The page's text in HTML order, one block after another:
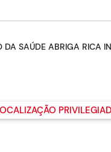
DA SAÚDE ABRIGA RICA